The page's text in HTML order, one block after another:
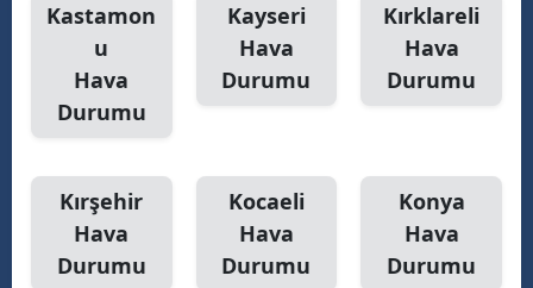
Kastamon
u
Hava
Durumu
Kayseri
Hava
Durumu
Kırklareli
Hava
Durumu
Kırşehir
Hava
Durumu
Kocaeli
Hava
Durumu
Konya
Hava
Durumu